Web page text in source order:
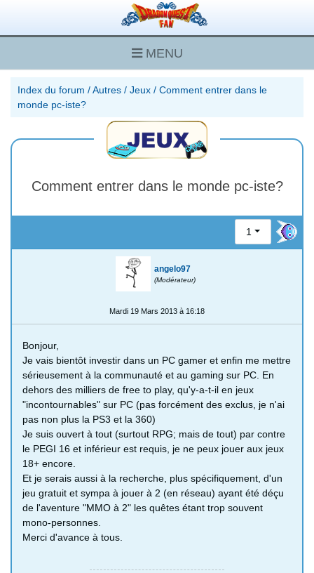
MENU
Index du forum /Autres / Jeux / Comment entrer dans le
monde pc-iste?
Comment entrer dans le monde pc-iste?
1
angelo97
(Modérateur)
Mardi 19 Mars 2013 à 16:18
Bonjour,
Je vais bientôt investir dans un PC gamer et enfin me mettre
sérieusement à la communauté et au gaming sur PC. En
dehors des milliers de free to play, qu'y-a-t-il en jeux
"incontournables" sur PC (pas forcément des exclus, je n'ai
pas non plus la PS3 et la 360)
Je suis ouvert à tout (surtout RPG; mais de tout) par contre
le PEGI 16 et inférieur est requis, je ne peux jouer aux jeux
18+ encore.
Et je serais aussi à la recherche, plus spécifiquement, d'un
jeu gratuit et sympa à jouer à 2 (en réseau) ayant été déçu
de l'aventure "MMO à 2" les quêtes étant trop souvent
mono-personnes.
Merci d'avance à tous.